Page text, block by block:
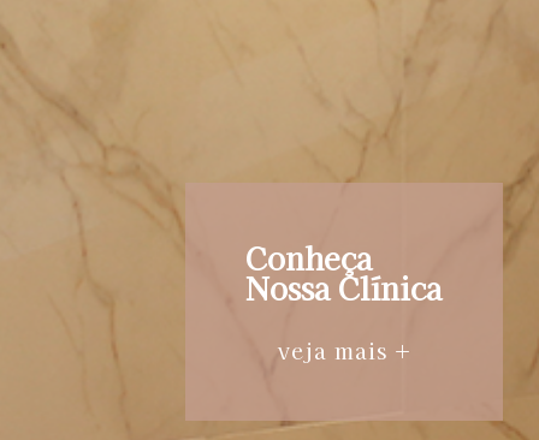
Conheça
Nossa Clínica
veja mais +